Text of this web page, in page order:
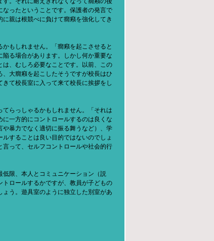
ったということです。保護者の発言で
親は根競べに負けて癇癪を強化してき
もしれません。「癇癪を起こさせると
る場合があります。しかし何か重要な
、むしろ必要なことです。以前、この
大癇癪を起こしたそうですが校長はひ
て校長室に入って来て校長に挨拶をし
らっしゃるかもしれません。「それは
一方的にコントロールするのは良くな
暴力でなく適切に振る舞うなど）、学
することは良い目的ではないのでしょ
って、セルフコントロールや社会的行
限、本人とコミュニケーション（説
ロールするかですが、教員が子どもの
う。遊具室のように独立した別室があ